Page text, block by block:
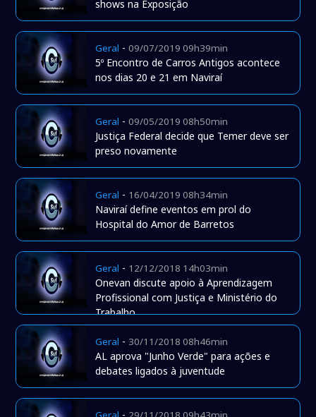
shows na Exposição
Geral -09/07/2019 09h39min
5º Encontro de Carros Antigos acontece
nos dias 20 e 21 em Naviraí
Geral -09/05/2019 08h50min
Justiça Federal decide que Temer deve ser
preso novamente
Geral - 16/04/2019 08h34min
Naviraí define eventos em prol do
Hospital do Amor de Barretos
Geral - 12/12/2018 14h03min
Onevan discute apoio à Aprendizagem
Profissional com Justiça e Ministério do
Trabalho
Geral - 30/11/2018 08h46min
AL aprova "Junho Verde" para ações e
debates ligados à juventude